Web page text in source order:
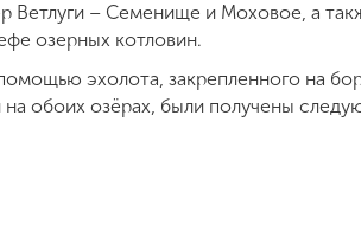
Ветлуги – Семенище и Моховое, а
озерных котловин.
эхолота, закрепленного на
обоих озёрах, были получены